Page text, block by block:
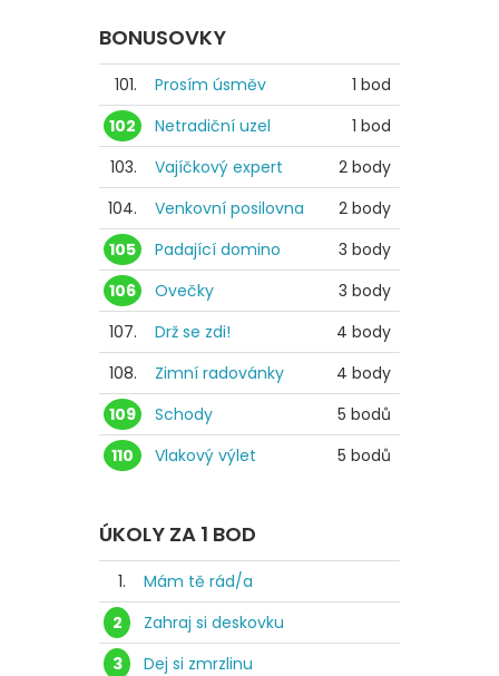
BONUSOVKY
101. Prosím úsměv
1 bod
102
Netradiční uzel
1 bod
103.
Vajíčkový expert
2 body
104.
Venkovní posilovna
2 body
105
Padající domino
3 body
106
Ovečky
3 body
107.
Drž se zdi!
4 body
108.
Zimní radovánky
4 body
109
Schody
5 bodů
110
Vlakový výlet 5 bodů
ÚKOLY ZA 1 BOD
1.
Mám tě rád/a
2
Zahraj si deskovku
3
Dej si zmrzlinu